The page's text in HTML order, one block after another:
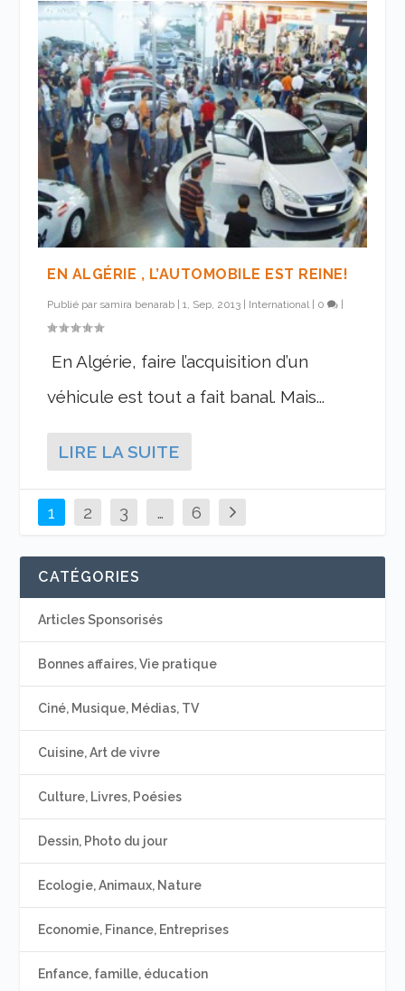
EN ALGÉRIE , L’AUTOMOBILE EST REINE!
Publié par samira benarab |1, Sep, 2013 | International | 0 |
En Algérie, faire l’acquisition d’un
véhicule est tout a fait banal. Mais...
LIRE LA SUITE
1 2 3 … 6
CATÉGORIES
Articles Sponsorisés
Bonnes affaires, Vie pratique
Ciné, Musique, Médias, TV
Cuisine, Art de vivre
Culture, Livres, Poésies
Dessin, Photo du jour
Ecologie, Animaux, Nature
Economie, Finance, Entreprises
Enfance, famille, éducation